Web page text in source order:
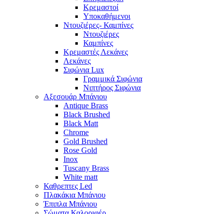
Κρεμαστοί
Υποκαθήμενοι
Ντουζιέρες- Καμπίνες
Ντουζιέρες
Καμπίνες
Κρεμαστές Λεκάνες
Λεκάνες
Σιφώνια Lux
Γραμμικά Σιφώνια
Νιπτήρος Σιφώνια
Αξεσουάρ Μπάνιου
Antique Brass
Black Brushed
Black Matt
Chrome
Gold Brushed
Rose Gold
Inox
Tuscany Brass
White matt
Καθρεπτες Led
Πλακάκια Μπάνιου
Έπιπλα Μπάνιου